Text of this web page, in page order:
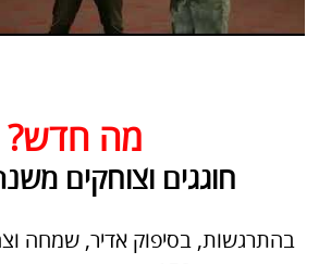
מה חדש?
חוגגים וצוחקים משנת
בהתרגשות, בסיפוק אדיר, שמחה